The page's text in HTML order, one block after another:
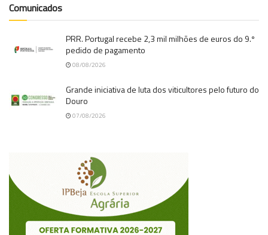
Comunicados
PRR. Portugal recebe 2,3 mil milhões de euros do 9.º
pedido de pagamento
08/08/2026
Grande iniciativa de luta dos viticultores pelo futuro do
Douro
07/08/2026